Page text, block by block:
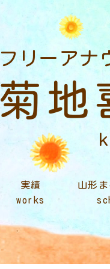
フリーアナ
菊地
実績
works
山形